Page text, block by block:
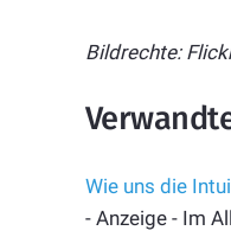
Bildrechte:
Wie uns die
- Anzeige - Im